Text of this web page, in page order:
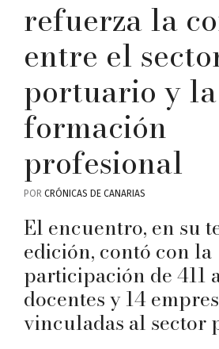
refuerza la
entre el
portuario y la
formación
profesional
POR CRÓNICAS DE CANARIAS
El encuentro, en su
edición, contó con la
participación de 411
docentes y 14
vinculadas al sector